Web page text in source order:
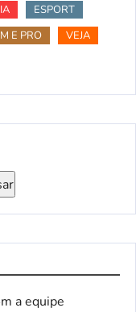
ESPORT
E PRO
VEJA
a equipe